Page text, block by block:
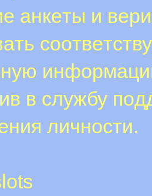
aнкeты и
в cлужбу
личнocти.